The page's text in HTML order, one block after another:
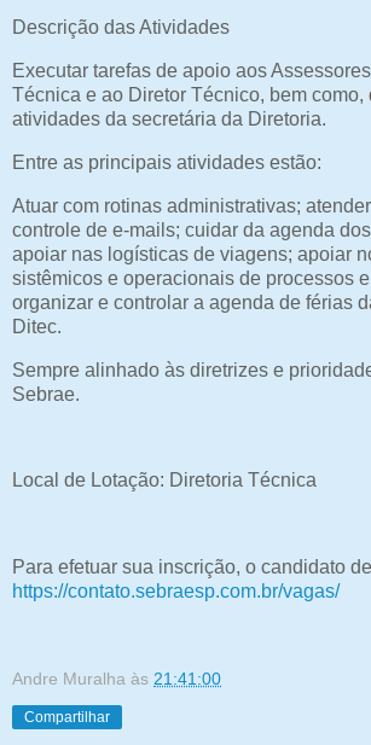
Descrição das Atividades
Executar tarefas de apoio aos
Técnica e ao Diretor Técnico, bem como,
atividades da secretária da Diretoria.
Entre as principais atividades estão:
Atuar com rotinas administrativas;
controle de e-mails; cuidar da agenda
apoiar nas logísticas de viagens; apoiar
sistêmicos e operacionais de processos
organizar e controlar a agenda de férias
Ditec.
Sempre alinhado às diretrizes e
Sebrae.
Local de Lotação: Diretoria Técnica
Para efetuar sua inscrição, o candidato
https://contato.sebraesp.com.br/vagas/
Andre Muralha às 21:41:00
Compartilhar